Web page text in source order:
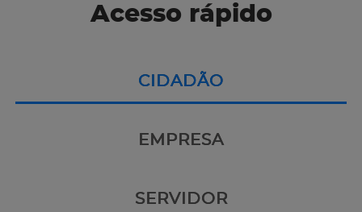
Acesso rápido
CIDADÃO
EMPRESA
SERVIDOR